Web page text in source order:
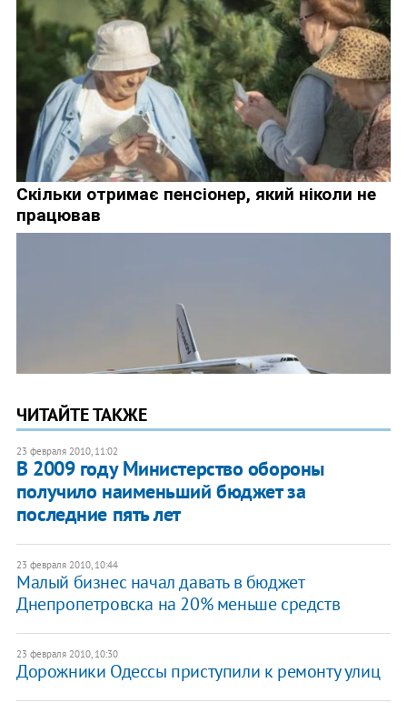
ЧИТАЙТЕ ТАКЖЕ
23 февраля 2010, 11:02
В 2009 году Министерство обороны
получило наименьший бюджет за
последние пять лет
23 февраля 2010, 10:44
Малый бизнес начал давать в бюджет
Днепропетровска на 20% меньше средств
23 февраля 2010, 10:30
Дорожники Одессы приступили к ремонту улиц